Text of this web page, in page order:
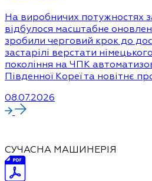
На виробничих потужностях
відбулося масштабне
зробили черговий крок до
застарілі верстати
покоління на ЧПК
Південної Кореї та новітнє
08.07.2026
СУЧАСНА МАШИНЕРІЯ